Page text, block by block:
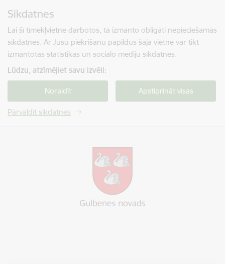
Sīkdatnes
Lai šī tīmekļvietne darbotos, tā izmanto obligāti nepieciešamās
sīkdatnes. Ar Jūsu piekrišanu papildus šajā vietnē var tikt
izmantotas statistikas un sociālo mediju sīkdatnes.
Lūdzu, atzīmējiet savu izvēli:
Noraidīt Apstiprināt visas
Pārvaldīt sīkdatnes